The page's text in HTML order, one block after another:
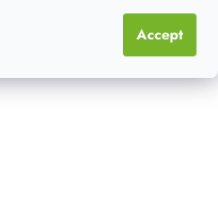
Accept